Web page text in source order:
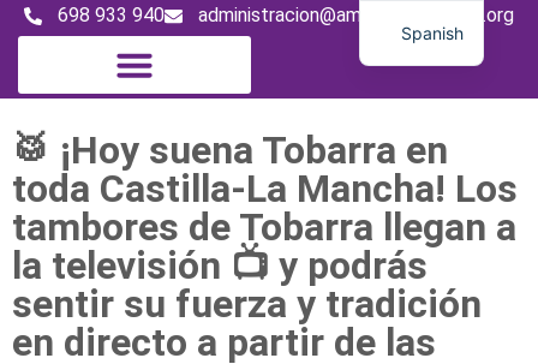
698 933 940 administracion@amigosdeltambor.org
🥁 ¡Hoy suena Tobarra en
toda Castilla-La Mancha! Los
tambores de Tobarra llegan a
la televisión 📺 y podrás
sentir su fuerza y tradición
en directo a partir de las
Spanish
English